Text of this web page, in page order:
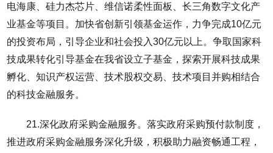
电海康、硅力杰芯片、维信诺柔性面板、长三角数字文化产
业基金等项目。加快省创新引领基金运作，力争完成10亿元
的投资布局，引导企业和社会投入30亿元以上。争取国家科
技成果转化引导基金在我省设立子基金，探索开展科技成果
孵化、知识产权运营、技术股权交易、技术项目并购相结合
的科技金融服务。
21.深化政府采购金融服务。落实政府采购预付款制度，
推进政府采购金融服务深化升级，积极助力融资畅通工程，